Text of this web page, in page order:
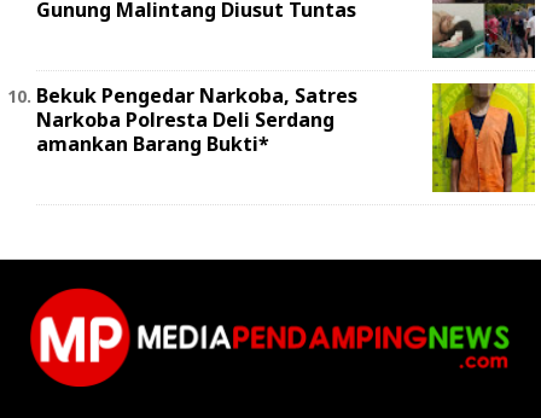
Gunung Malintang Diusut Tuntas
Bekuk Pengedar Narkoba, Satres
Narkoba Polresta Deli Serdang
amankan Barang Bukti*